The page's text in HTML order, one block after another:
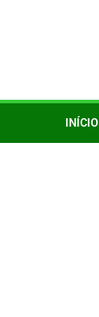
INÍCIO